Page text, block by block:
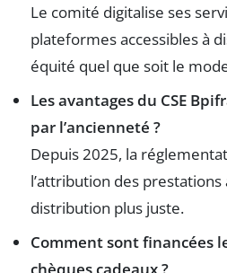
Le comité digitalise ses
plateformes accessibles à
équité quel que soit le
Les avantages du CSE
par l’ancienneté ?
Depuis 2025, la
l’attribution des prestations
distribution plus juste.
Comment sont financées